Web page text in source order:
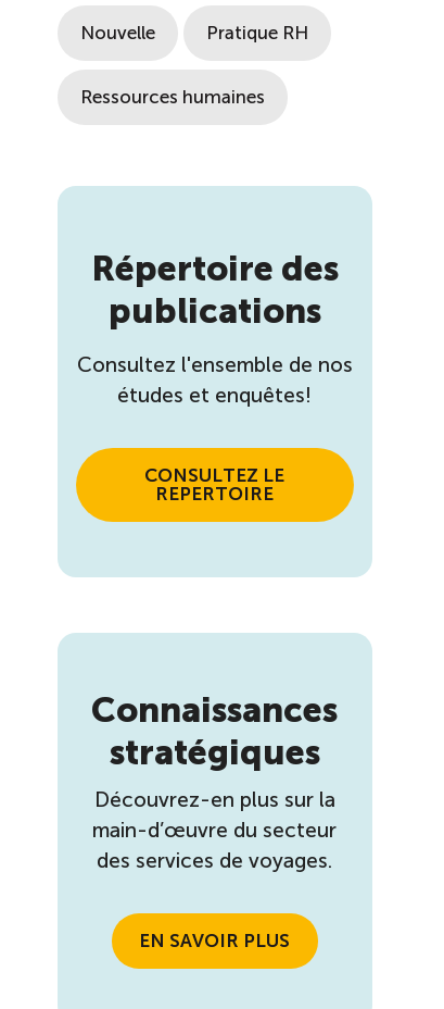
Nouvelle Pratique RH
Ressources humaines
Répertoire des
publications
Consultez l'ensemble de nos
études et enquêtes!
CONSULTEZ LE
REPERTOIRE
Connaissances
stratégiques
Découvrez-en plus sur la
main-d’œuvre du secteur
des services de voyages.
EN SAVOIR PLUS